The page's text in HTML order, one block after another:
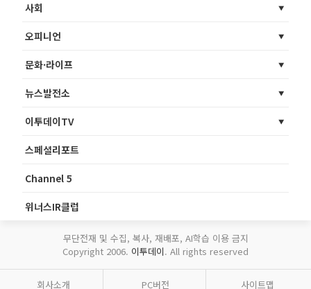
사회
오피니언
문화·라이프
뉴스발전소
이투데이TV
스페셜리포트
Channel 5
위너스IR클럽
무단전재 및 수집, 복사, 재배포, AI학습 이용 금지
Copyright 2006. 이투데이. All rights reserved
회사소개 PC버전 사이트맵